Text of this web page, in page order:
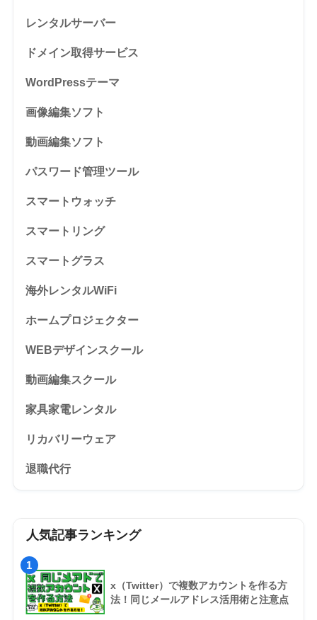
レンタルサーバー
ドメイン取得サービス
WordPressテーマ
画像編集ソフト
動画編集ソフト
パスワード管理ツール
スマートウォッチ
スマートリング
スマートグラス
海外レンタルWiFi
ホームプロジェクター
WEBデザインスクール
動画編集スクール
家具家電レンタル
リカバリーウェア
退職代行
人気記事ランキング
1
x（Twitter）で複数アカウントを作る方
法！同じメールアドレス活用術と注意点